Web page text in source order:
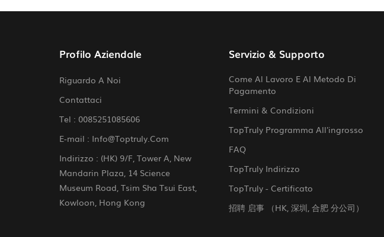
Profilo Aziendale
Riguardo A Noi
Contattaci
Tel : 0085251085606
E-mail : Info@toptruly.com
Indirizzo : (HK) 9/F, Tower A, New
Mandarin Plaza, 14 Science
Museum Road, Tsim Sha Tsui East,
Kowloon, Hong Kong
Servizio & Supporto
Come Al Lavoro E Al Metodo Di
Pagamento
Termini & Condizioni
TopTruly Programma All'ingrosso
FAQ
TopTruly Indirizzo
TopTruly - Certificato
招聘 启事 （HK, 深圳, 合肥 分公司）